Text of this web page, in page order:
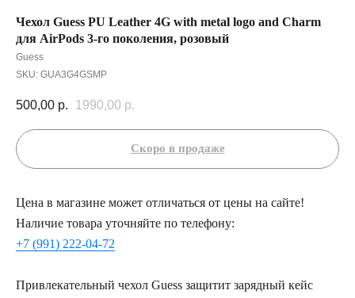
Чехол Guess PU Leather 4G with metal logo and Charm
для AirPods 3-го поколения, розовый
Guess
SKU: GUA3G4GSMP
500,00 р. 1990,00 р.
Цена в магазине может отличаться от цены на сайте!
Наличие товара уточняйте по телефону:
+7 (991) 222-04-72
Привлекательный чехол Guess защитит зарядный кейс